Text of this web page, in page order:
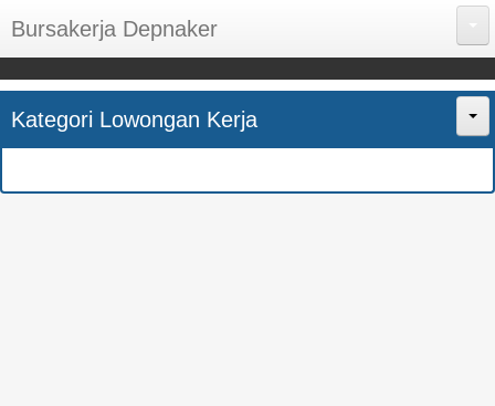
Bursakerja Depnaker
About Me
Disclaimer
Kategori Lowongan Kerja